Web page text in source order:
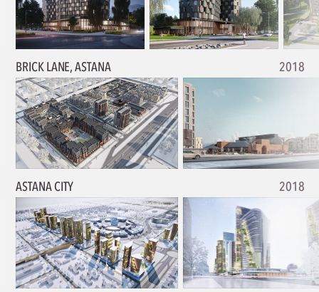
BRICK LANE, ASTANA 2018
ASTANA CITY 2018